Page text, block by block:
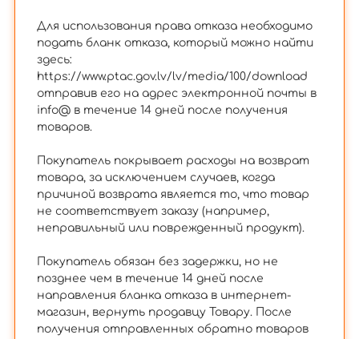
Для использования права отказа необходимо
подать бланк отказа, который можно найти
здесь:
https://www.ptac.gov.lv/lv/media/100/download
отправив его на адрес электронной почты в
info@ в течение 14 дней после получения
товаров.
Покупатель покрывает расходы на возврат
товара, за исключением случаев, когда
причиной возврата является то, что товар
не соответствует заказу (например,
неправильный или поврежденный продукт).
Покупатель обязан без задержки, но не
позднее чем в течение 14 дней после
направления бланка отказа в интернет-
магазин, вернуть продавцу Товару. После
получения отправленных обратно товаров